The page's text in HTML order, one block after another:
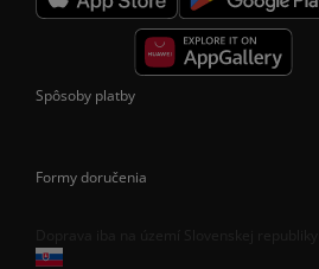
Spôsoby platby
Formy doručenia